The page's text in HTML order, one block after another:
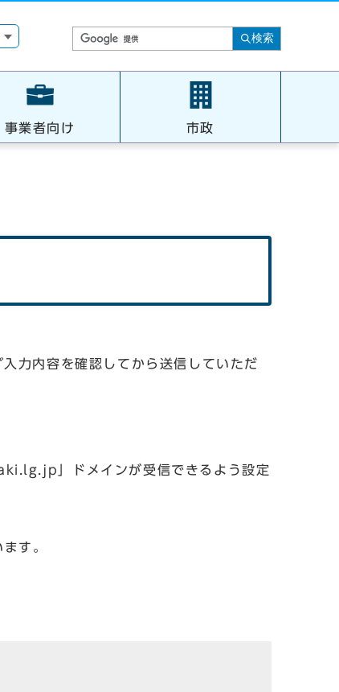
検索
事業者向け 市政
力内容を確認してから送信していただ
」ドメインが受信できるよう設定
す。